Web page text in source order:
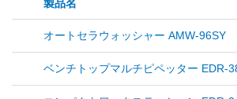
製品名
オートセラウォッシャー AMW-96SY
ベンチトップマルチピペッター EDR-